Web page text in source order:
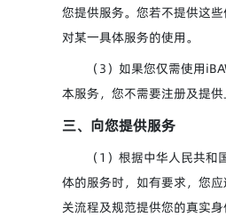
您提供服务。您若不提供这
对某一具体服务的使用。
（3）如果您仅需使用
本服务，您不需要注册及提供
三、向您提供服务
（1）根据中华人民共
体的服务时，如有要求，您
关流程及规范提供您的真实身